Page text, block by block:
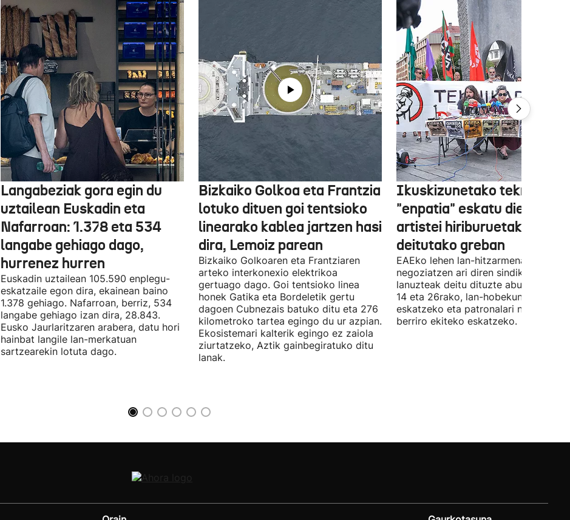
Langabeziak gora egin du
uztailean Euskadin eta
Nafarroan: 1.378 eta 534
langabe gehiago dago,
hurrenez hurren
Euskadin uztailean 105.590 enplegu-
eskatzaile egon dira, ekainean baino
1.378 gehiago. Nafarroan, berriz, 534
langabe gehiago izan dira, 28.843.
Eusko Jaurlaritzaren arabera, datu hori
hainbat langile lan-merkatuan
sartzearekin lotuta dago.
Bizkaiko Golkoa eta Frantzia
lotuko dituen goi tentsioko
linearako kablea jartzen hasi
dira, Lemoiz parean
Bizkaiko Golkoaren eta Frantziaren
arteko interkonexio elektrikoa
gertuago dago. Goi tentsioko linea
honek Gatika eta Bordeletik gertu
dagoen Cubnezais batuko ditu eta 276
kilometroko tartea egingo du ur azpian.
Ekosistemari kalterik egingo ez zaiola
ziurtatzeko, Aztik gainbegiratuko ditu
lanak.
Ikuskizunetako teknikariek
"enpatia" eskatu diete
artistei hiriburuetako
deitutako greban
EAEko lehen lan-hitzarmena
negoziatzen ari diren sindikatuek
lanuzteak deitu dituzte abuztuaren 5,
14 eta 26rako, lan-hobekuntzak
eskatzeko eta patronalari
berriro ekiteko eskatzeko.